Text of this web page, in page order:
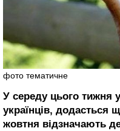
фото тематичне
У середу цього тижня
українців, додасться
жовтня відзначають